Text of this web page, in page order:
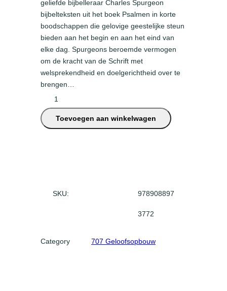
geliefde bijbelleraar Charles Spurgeon
bijbelteksten uit het boek Psalmen in korte
boodschappen die gelovige geestelijke steun
bieden aan het begin en aan het eind van
elke dag. Spurgeons beroemde vermogen
om de kracht van de Schrift met
welsprekendheid en doelgerichtheid over te
brengen…
o
i
Toevoegen aan winkelwagen
SKU: 978908897
3772
Category 707 Geloofsopbouw